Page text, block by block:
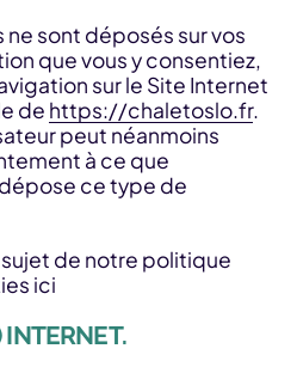
sont déposés sur vos
que vous y consentiez,
sur le Site Internet
de https://chaletoslo.fr.
peut néanmoins
à ce que
dépose ce type de
de notre politique
ici
INTERNET.